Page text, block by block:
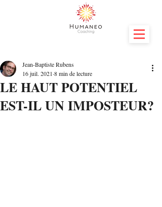
LE HAUT POTENTIEL
EST-IL UN IMPOSTEUR?
Jean-Baptiste Rubens
16 juil. 2021 8 min de lecture